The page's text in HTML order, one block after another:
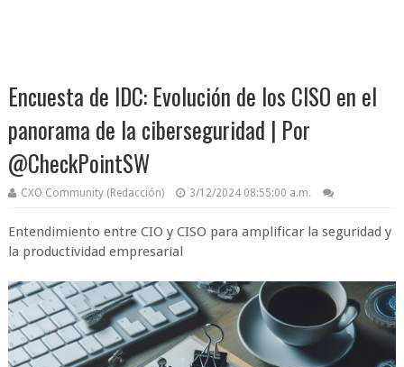
Encuesta de IDC: Evolución de los CISO en el
panorama de la ciberseguridad | Por
@CheckPointSW
CXO Community (Redacción) 3/12/2024 08:55:00 a.m.
Entendimiento entre CIO y CISO para amplificar la seguridad y
la productividad empresarial